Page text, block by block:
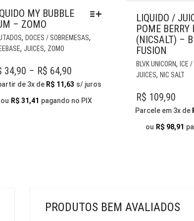
MY BUBBLE
– ZOMO
, DOCES / SOBREMESAS,
, JUICES, ZOMO
VARIANTES.
34,90 – R$ 64,90PRICE
RANGE:
R$ 34,90
de 3x de R$ 11,63 s/ juros
ou R$ 31,41 pagando no PIX
LIQUIDO /
POME BERRY
(NICSALT) –
FUSION
BLVK UNICORN, ICE
JUICES, NIC SALT
R$ 109,90
Parcele em 3x de
ou R$ 98,91
PRODUTOS BEM AVALIADOS